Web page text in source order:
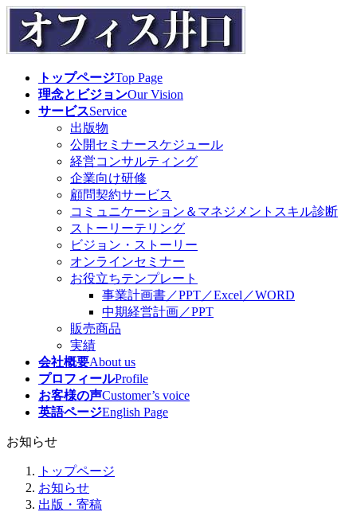
コ
ナ
トップページTop Page
理念とビジョンOur Vision
サービスService
出版物
公開セミナースケジュール
経営コンサルティング
企業向け研修
顧問契約サービス
コミュニケーション＆マネジメントスキル診断
ストーリーテリング
ビジョン・ストーリー
オンラインセミナー
お役立ちテンプレート
事業計画書／PPT／Excel／WORD
中期経営計画／PPT
販売商品
実績
会社概要About us
プロフィールProfile
お客様の声Customer’s voice
英語ページEnglish Page
お知らせ
トップページ
お知らせ
出版・寄稿